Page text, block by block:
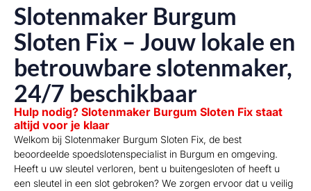
Slotenmaker Burgum
Sloten Fix – Jouw lokale en
betrouwbare slotenmaker,
24/7 beschikbaar
Hulp nodig? Slotenmaker Burgum Sloten Fix staat
altijd voor je klaar
Welkom bij Slotenmaker Burgum Sloten Fix, de best
beoordeelde spoedslotenspecialist in Burgum en omgeving.
Heeft u uw sleutel verloren, bent u buitengesloten of heeft u
een sleutel in een slot gebroken? We zorgen ervoor dat u veilig